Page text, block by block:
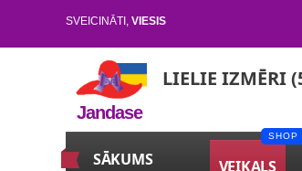
SVEICINĀTI , VIESIS
Jandase
LIELIE IZMĒRI
SĀKUMS VEIKALS